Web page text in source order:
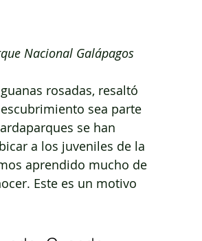
Nacional Galápagos
rosadas, resaltó
sea parte
se han
a los juveniles de la
aprendido mucho de
Este es un motivo